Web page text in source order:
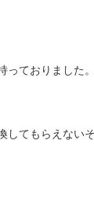
ておりました。
してもらえない